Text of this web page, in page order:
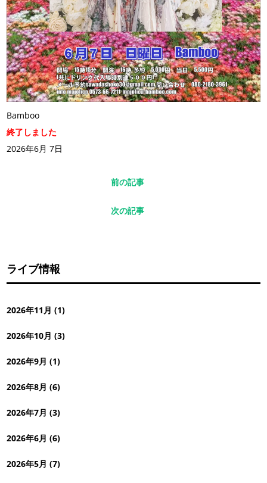
Bamboo
終了しました
2026年6月 7日
前の記事
次の記事
ライブ情報
2026年11月 (1)
2026年10月 (3)
2026年9月 (1)
2026年8月 (6)
2026年7月 (3)
2026年6月 (6)
2026年5月 (7)